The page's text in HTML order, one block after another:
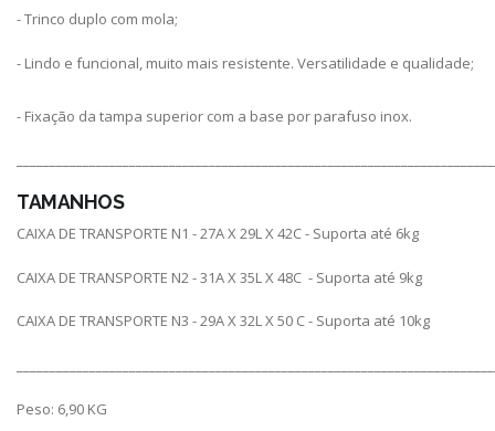
- Trinco duplo com mola;
- Lindo e funcional, muito mais resistente. Versatilidade e qualidade;
- Fixação da tampa superior com a base por parafuso inox.
TAMANHOS
CAIXA DE TRANSPORTE N1 - 27A X 29L X 42C - Suporta até 6kg
CAIXA DE TRANSPORTE N2 - 31A X 35L X 48C - Suporta até 9kg
CAIXA DE TRANSPORTE N3 - 29A X 32L X 50 C - Suporta até 10kg
Peso: 6,90 KG